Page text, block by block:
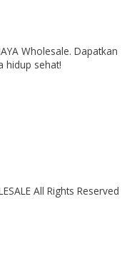
Wholesale. Dapatkan
hidup sehat!
All Rights Reserved